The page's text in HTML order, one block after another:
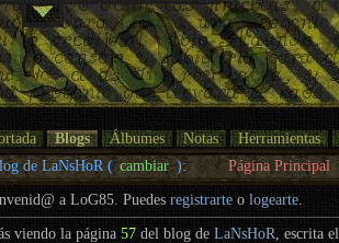
Blogs Álbumes Notas
Herramientas
de LaNsHoR ( cambiar ): Página Principal
a LoG85. Puedesregistrarte ologearte.
viendo la página57 del blog deLaNsHoR , escrita